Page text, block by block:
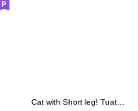
Cat with Short leg! Tuatung (No text)